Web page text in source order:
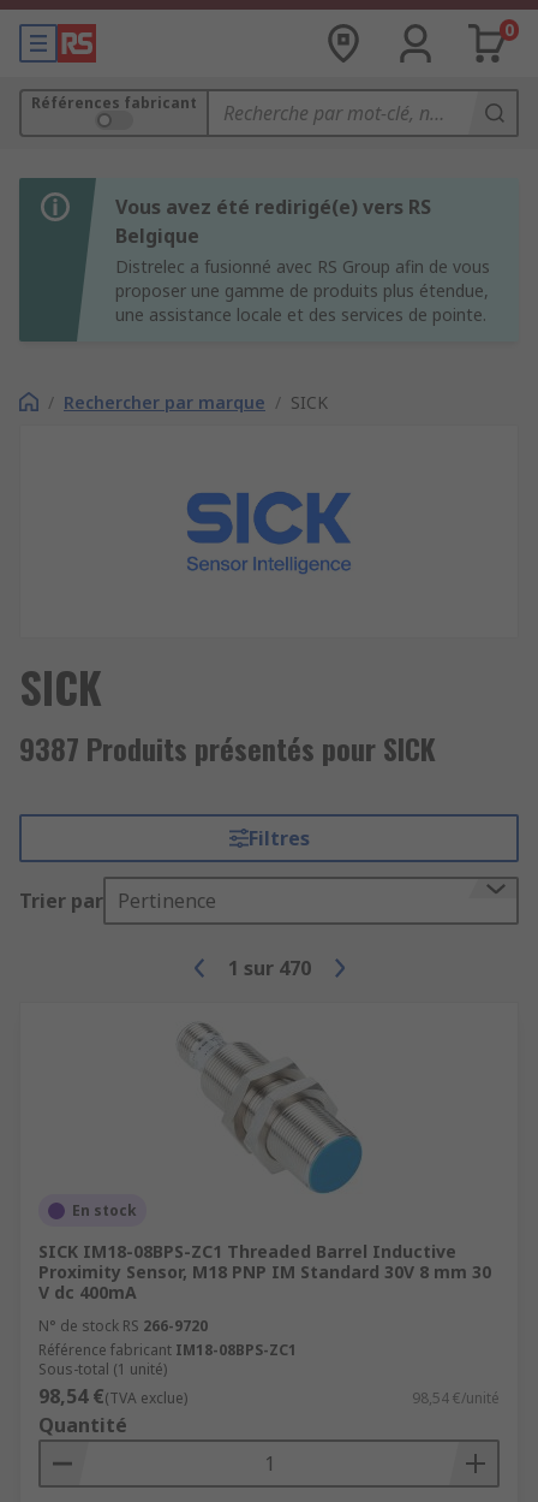
0
Références fabricant
Vous avez été redirigé(e) vers RS
Belgique
Distrelec a fusionné avec RS Group afin de vous
proposer une gamme de produits plus étendue,
une assistance locale et des services de pointe.
/ Rechercher par marque / SICK
SICK
9387 Produits présentés pour SICK
Filtres
Trier par Pertinence
1 sur 470
En stock
SICK IM18-08BPS-ZC1 Threaded Barrel Inductive
Proximity Sensor, M18 PNP IM Standard 30V 8 mm 30
V dc 400mA
N° de stock RS 266-9720
Référence fabricant IM18-08BPS-ZC1
Sous-total (1 unité)
98,54 €(TVA exclue) 98,54 €/unité
Quantité